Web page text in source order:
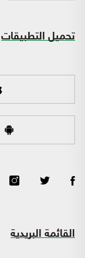
تحميل التطبيقات
القائمة البريدية